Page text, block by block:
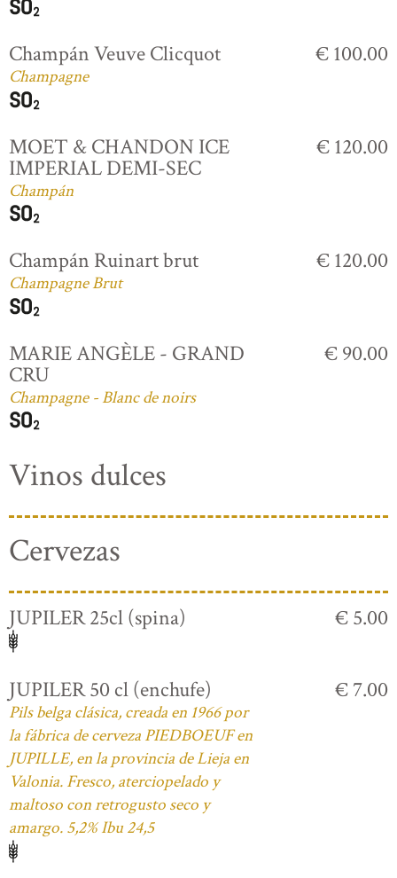
Champán Veuve Clicquot
Champagne
€ 100.00
MOET & CHANDON ICE
IMPERIAL DEMI-SEC
Champán
€ 120.00
Champán Ruinart brut
Champagne Brut
€ 120.00
MARIE ANGÈLE - GRAND
CRU
Champagne - Blanc de noirs
€ 90.00
Vinos dulces
Cervezas
JUPILER 25cl (spina) € 5.00
JUPILER 50 cl (enchufe)
Pils belga clásica, creada en 1966 por
la fábrica de cerveza PIEDBOEUF en
JUPILLE, en la provincia de Lieja en
Valonia. Fresco, aterciopelado y
maltoso con retrogusto seco y
amargo. 5,2% Ibu 24,5
€ 7.00